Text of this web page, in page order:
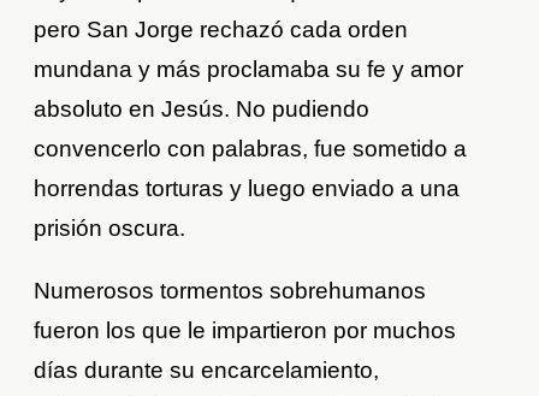
pero San Jorge rechazó cada orden
mundana y más proclamaba su fe y amor
absoluto en Jesús. No pudiendo
convencerlo con palabras, fue sometido a
horrendas torturas y luego enviado a una
prisión oscura.
Numerosos tormentos sobrehumanos
fueron los que le impartieron por muchos
días durante su encarcelamiento,